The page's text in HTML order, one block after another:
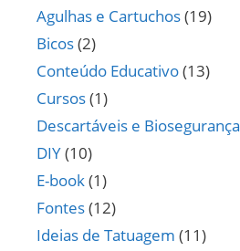
Agulhas e Cartuchos(19)
Bicos(2)
Conteúdo Educativo(13)
Cursos(1)
Descartáveis e Biosegurança
DIY(10)
E-book(1)
Fontes(12)
Ideias de Tatuagem (11)